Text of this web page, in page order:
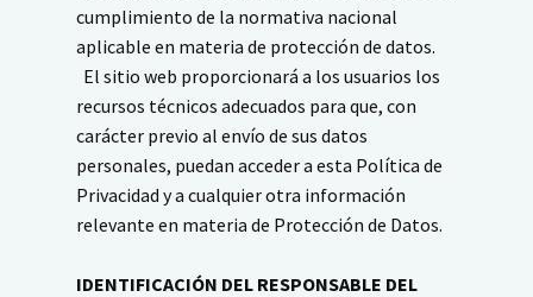
cumplimiento de la normativa nacional
aplicable en materia de protección de datos.
El sitio web proporcionará a los usuarios los
recursos técnicos adecuados para que, con
carácter previo al envío de sus datos
personales, puedan acceder a esta Política de
Privacidad y a cualquier otra información
relevante en materia de Protección de Datos.
IDENTIFICACIÓN DEL RESPONSABLE DEL